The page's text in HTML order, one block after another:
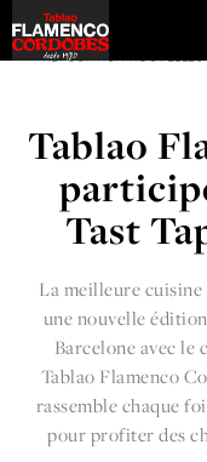
RETOUR AUX NOUVELLES
Tablao
Tast
La meilleure
une nouvelle
Barcelone avec le
Tablao Flamenco
rassemble chaque
pour profiter des